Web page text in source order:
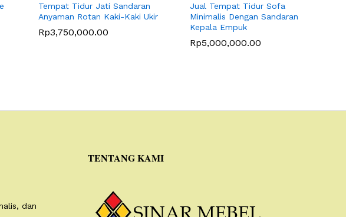
Tempat Tidur Jati Sandaran
Anyaman Rotan Kaki-Kaki Ukir
Rp3,750,000.00
Jual Tempat Tidur Sofa
Minimalis Dengan Sandaran
Kepala Empuk
Rp5,000,000.00
dan
TENTANG KAMI